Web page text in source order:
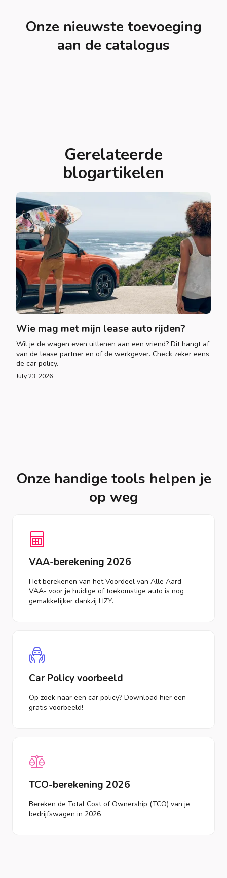
Onze nieuwste toevoeging
aan de catalogus
Gerelateerde
blogartikelen
Wie mag met mijn lease auto rijden?
Wil je de wagen even uitlenen aan een vriend? Dit hangt af
van de lease partner en of de werkgever. Check zeker eens
de car policy.
July 23, 2026
Onze handige tools helpen je
op weg
VAA-berekening 2026
Het berekenen van het Voordeel van Alle Aard -
VAA- voor je huidige of toekomstige auto is nog
gemakkelijker dankzij LIZY.
Car Policy voorbeeld
Op zoek naar een car policy? Download hier een
gratis voorbeeld!
TCO-berekening 2026
Bereken de Total Cost of Ownership (TCO) van je
bedrijfswagen in 2026